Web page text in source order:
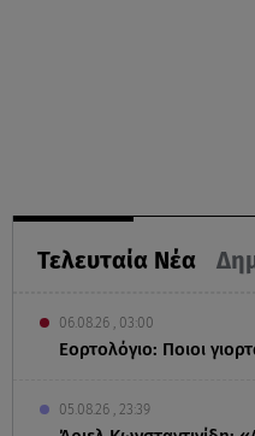
Τελευταία Νέα
06.08.26 , 03:00
Εορτολόγιο: Ποιοι
05.08.26 , 23:39